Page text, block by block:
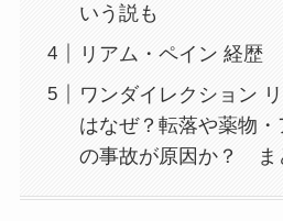
いう説も
リアム・ペイン 経歴
ワンダイレクション
はなぜ？転落や薬物
の事故が原因か？ ま